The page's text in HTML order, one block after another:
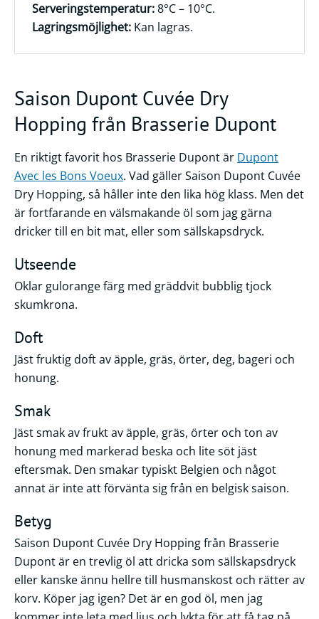
YouTube
Serveringstemperatur:8°C – 10°C.
Lagringsmöjlighet: Kan lagras.
Saison Dupont Cuvée Dry
Hopping från Brasserie Dupont
En riktigt favorit hos Brasserie Dupont är Dupont
Avec les Bons Voeux. Vad gäller Saison Dupont Cuvée
Dry Hopping, så håller inte den lika hög klass. Men det
är fortfarande en välsmakande öl som jag gärna
dricker till en bit mat, eller som sällskapsdryck.
Utseende
Oklar gulorange färg med gräddvit bubblig tjock
skumkrona.
Doft
Jäst fruktig doft av äpple, gräs, örter, deg, bageri och
honung.
Smak
Jäst smak av frukt av äpple, gräs, örter och ton av
honung med markerad beska och lite söt jäst
eftersmak. Den smakar typiskt Belgien och något
annat är inte att förvänta sig från en belgisk saison.
Betyg
Saison Dupont Cuvée Dry Hopping från Brasserie
Dupont är en trevlig öl att dricka som sällskapsdryck
eller kanske ännu hellre till husmanskost och rätter av
korv. Köper jag igen? Det är en god öl, men jag